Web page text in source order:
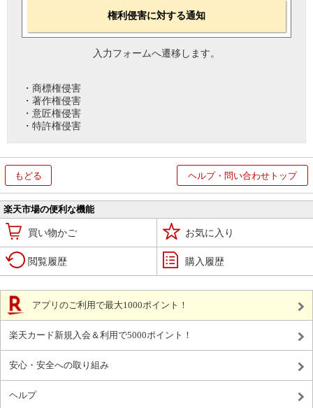
権利侵害に対する通知
入力フォームへ遷移します。
・商標権侵害
・著作権侵害
・意匠権侵害
・特許権侵害
もどる ヘルプ・問い合わせトップ
楽天市場の便利な機能
買い物かご お気に入り
閲覧履歴 購入履歴
アプリのご利用で最大1000ポイント！
楽天カード新規入会＆利用で5000ポイント！
安心・安全への取り組み
ヘルプ